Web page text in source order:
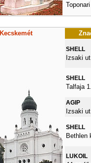
Kecskemét
SHELL
Izsaki
SHELL
Talfaja
AGIP
Izsaki
SHELL
Bethlen
LUKOIL